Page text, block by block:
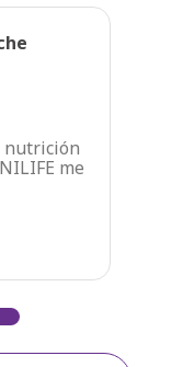
nutrición
me